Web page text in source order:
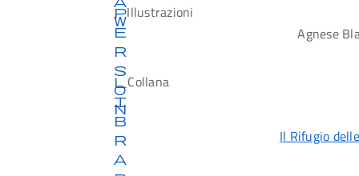
w
p
e
r
s
o
n
Illustrazioni
Agnese
l
i
b
r
a
Collana
Il Rifugio